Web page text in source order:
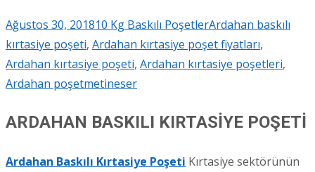
Ağustos 30, 201810 Kg Baskılı PoşetlerArdahan baskılı
kırtasiye poşeti, Ardahan kırtasiye poşet fiyatları,
Ardahan kırtasiye poşeti, Ardahan kırtasiye poşetleri,
Ardahan poşetmetineser
ARDAHAN BASKILI KIRTASİYE POŞETİ
Ardahan Baskılı Kırtasiye Poşeti Kırtasiye sektörünün